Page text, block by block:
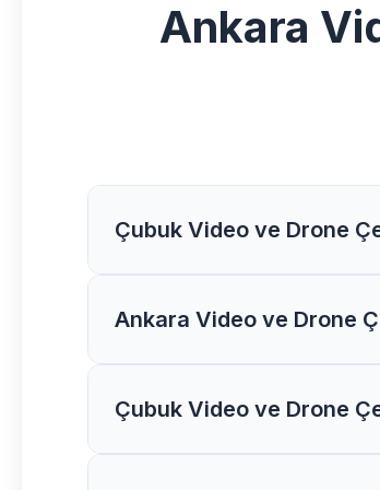
Ankara
Çubuk Video ve Drone
Çubuk bölgesindeki Video ve
Ankara Video ve Drone
Ankara bölgesinde Video ve
Çubuk Video ve Drone